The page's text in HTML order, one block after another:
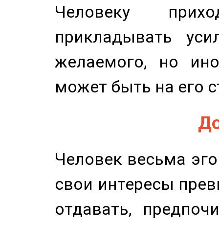
Человеку
прикладывать
желаемого, но
может быть на его
Человек весьма
свои интересы
отдавать,